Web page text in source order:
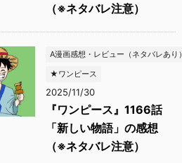
（※ネタバレ注意）
A漫画感想・レビュー（ネタバレあり）
★ワンピース
2025/11/30
『ワンピース』1166話
「新しい物語」の感想
（※ネタバレ注意）